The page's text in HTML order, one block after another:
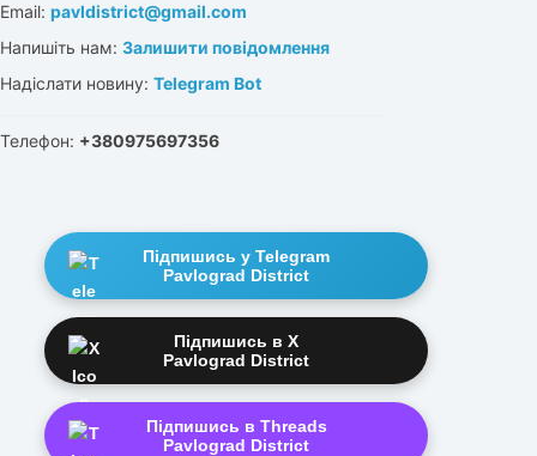
Email: pavldistrict@gmail.com
Напишіть нам: Залишити повідомлення
Надіслати новину: Telegram Bot
Телефон: +380975697356
Підпишись у Telegram
Pavlograd District
Підпишись в X
Pavlograd District
Підпишись в Threads
Pavlograd District